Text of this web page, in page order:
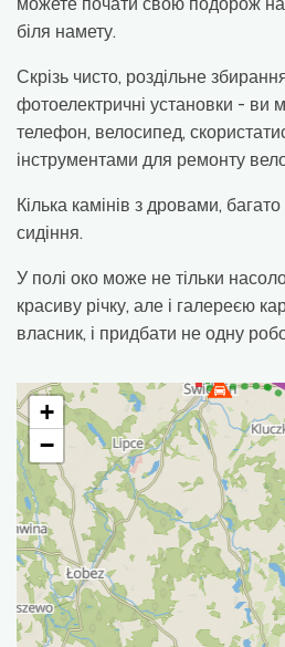
біля намету.
Скрізь чисто, роздільне
фотоелектричні установки - ви
телефон, велосипед,
інструментами для ремонту
Кілька камінів з дровами,
сидіння.
У полі око може не тільки
красиву річку, але і галереєю
власник, і придбати не одну
+
−